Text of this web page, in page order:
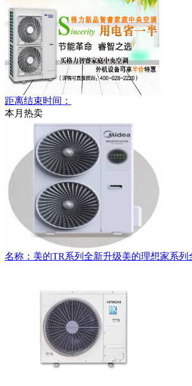
距离结束时间：
本月热卖
名称：美的TR系列全新升级美的理想家系列